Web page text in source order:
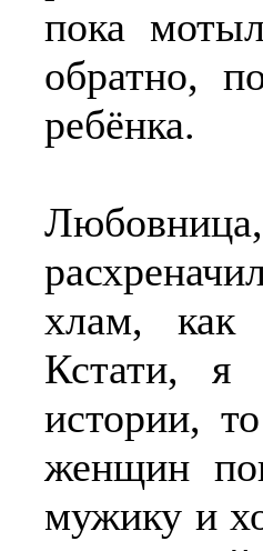
пока
обратно,
ребёнка.
хлам, как
Кстати, я
истории,
женщин
мужику и